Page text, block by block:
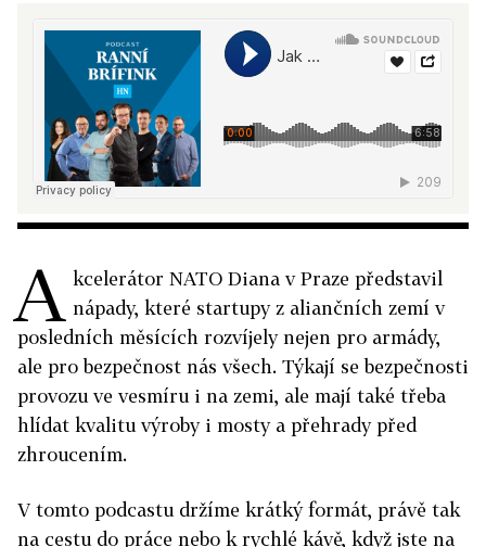
A kcelerátor NATO Diana v Praze představil
nápady, které startupy z aliančních zemí v
posledních měsících rozvíjely nejen pro armády,
ale pro bezpečnost nás všech. Týkají se bezpečnosti
provozu ve vesmíru i na zemi, ale mají také třeba
hlídat kvalitu výroby i mosty a přehrady před
zhroucením.
V tomto podcastu držíme krátký formát, právě tak
na cestu do práce nebo k rychlé kávě, když jste na